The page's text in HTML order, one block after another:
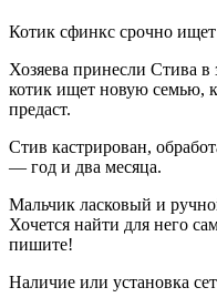
Котик сфинкс срочно
Хозяева принесли Стива в
котик ищет новую семью,
предаст.
Стив кастрирован,
— год и два месяца.
Мальчик ласковый и
Хочется найти для него
пишите!
Наличие или установка